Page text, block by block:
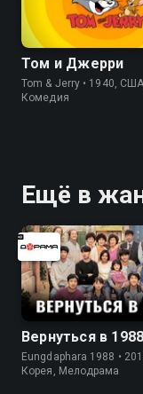
Том и Джерри
Tom & Jerry • 1940, США,
Комедия
Ещё в
Вернуться в 1988
Eungdaphara 1988 •
Корея, Мелодрама